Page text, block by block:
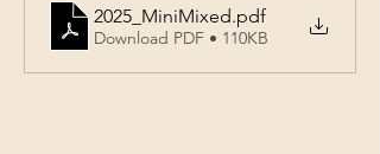
2025_MiniMixed.pdf
Download PDF • 110KB